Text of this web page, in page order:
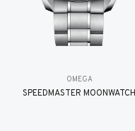
OMEGA
SPEEDMASTER MOONWATCH